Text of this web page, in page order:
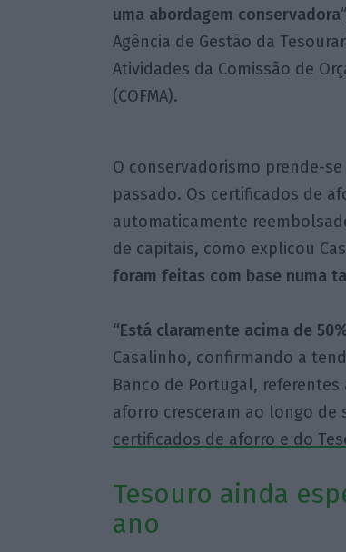
uma abordagem conservadora
Agência de Gestão da
Atividades da Comissão de
(COFMA).
O conservadorismo prende-
passado. Os certificados de
automaticamente
de capitais, como explicou
foram feitas com base numa
“Está claramente acima de
Casalinho, confirmando a
Banco de Portugal,
aforro cresceram ao longo de
certificados de aforro e do
Tesouro ainda
ano